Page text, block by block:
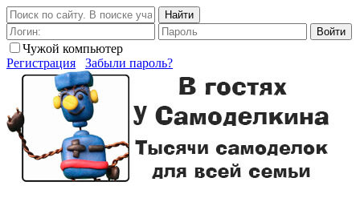
Найти
Войти
Чужой компьютер
Регистрация
Забыли пароль?